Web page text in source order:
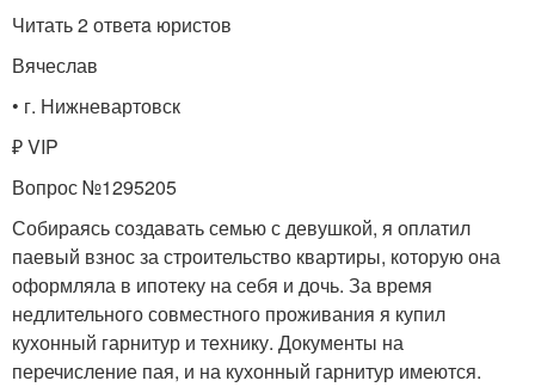
Читать 2 ответa юристов
Вячеслав
• г. Нижневартовск
₽ VIP
Вопрос №1295205
Собираясь создавать семью с девушкой, я оплатил
паевый взнос за строительство квартиры, которую она
оформляла в ипотеку на себя и дочь. За время
недлительного совместного проживания я купил
кухонный гарнитур и технику. Документы на
перечисление пая, и на кухонный гарнитур имеются.